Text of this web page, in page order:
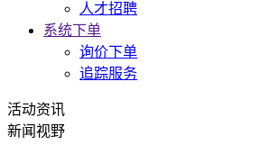
人才招聘
系统下单
询价下单
追踪服务
活动资讯
新闻视野